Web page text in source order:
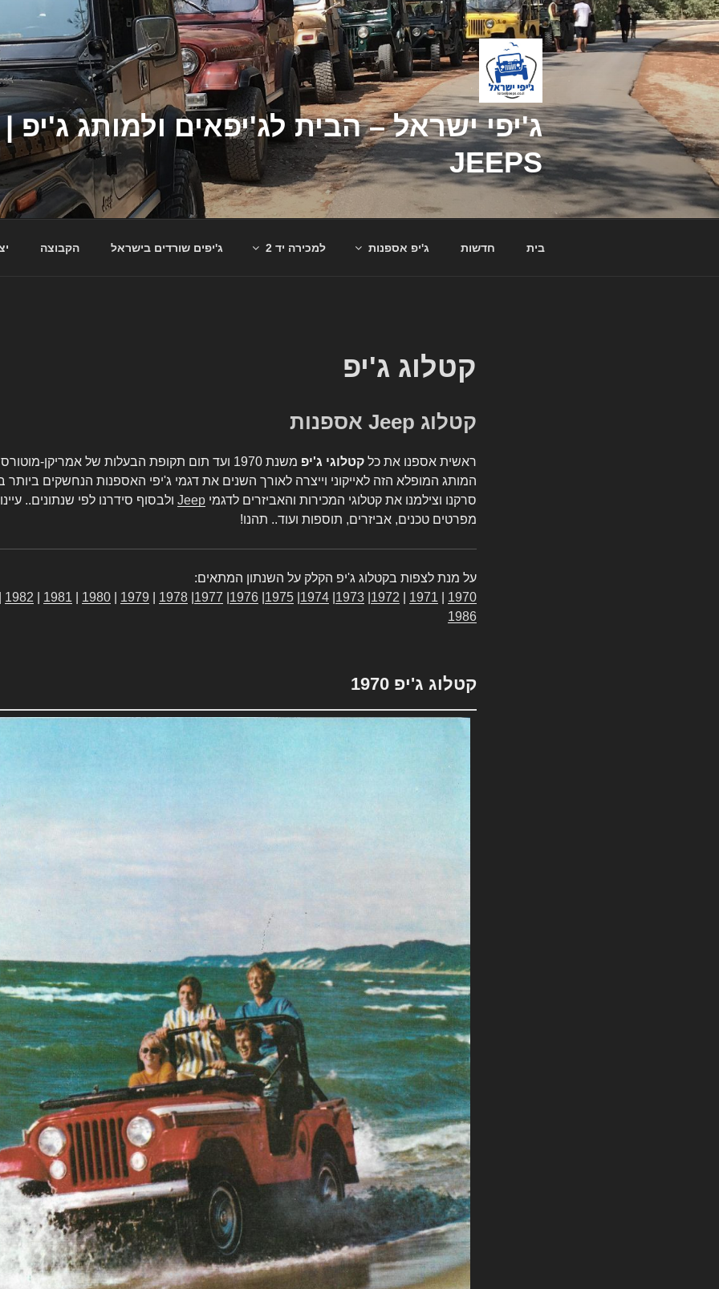
דילוג
לתוכן
JEEPS
בית חדשות ג'יפ אספנות למכירה יד 2 ג'יפים שורדים בישראל הקבוצה
קטלוג ג'יפ
קטלוג Jeep אספנות
ראשית אספנו את כל קטלוגי ג'יפ
משנת 1970 ועד תום תקופת הבעלות של אמריקן-
המותג המופלא הזה לאייקוני וייצרה לאורך השנים את דגמי ג'יפי האספנות הנחשקים
סרקנו וצילמנו את קטלוגי המכירות והאביזרים לדגמי Jeep ולבסוף סידרנו לפי שנתונים..
מפרטים טכנים, אביזרים, תוספות ועוד.. תהנו!
על מנת לצפות בקטלוג ג'יפ הקלק על השנתון המתאים:
1970
1971
1972
1973
1974
1975
1976
1977
1978
1979
1980
1981
1982
1986
קטלוג ג'יפ 1970